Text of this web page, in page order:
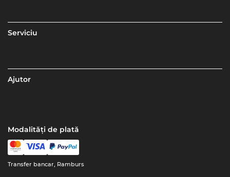
Serviciu
Ajutor
Modalități de plată
Transfer bancar, Ramburs